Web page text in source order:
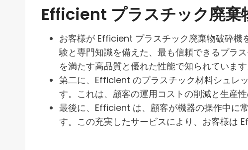
Efficient プラスチック廃棄
お客様が Efficient プラスチック廃棄物破砕
験と専門知識を備えた、最も信頼できるプラ
を満たす高品質と優れた性能で知られています
第二に、Efficient のプラスチック材料シュレ
す。これは、顧客の運用コストの削減と生産性
最後に、Efficient は、顧客が機器の操作中に
す。この充実したサービスにより、お客様は